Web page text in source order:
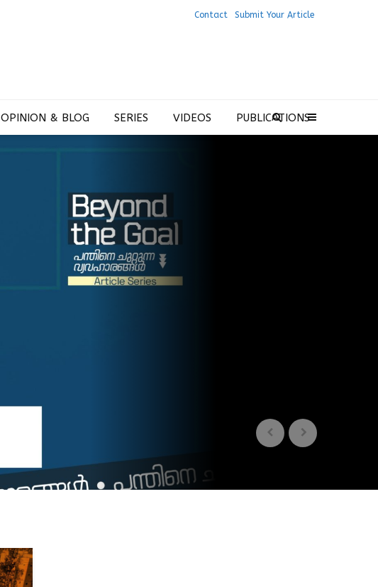
Contact Submit Your Article
OPINION & BLOG SERIES VIDEOS PUBLICATIONS